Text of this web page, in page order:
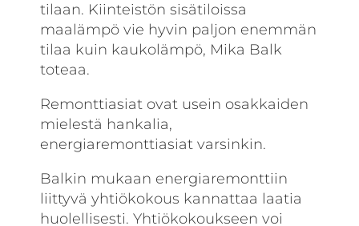
tilaan. Kiinteistön sisätiloissa
maalämpö vie hyvin paljon enemmän
tilaa kuin kaukolämpö, Mika Balk
toteaa.
Remonttiasiat ovat usein osakkaiden
mielestä hankalia,
energiaremonttiasiat varsinkin.
Balkin mukaan energiaremonttiin
liittyvä yhtiö­kokous kannattaa laatia
huolellisesti. Yhtiökokoukseen voi